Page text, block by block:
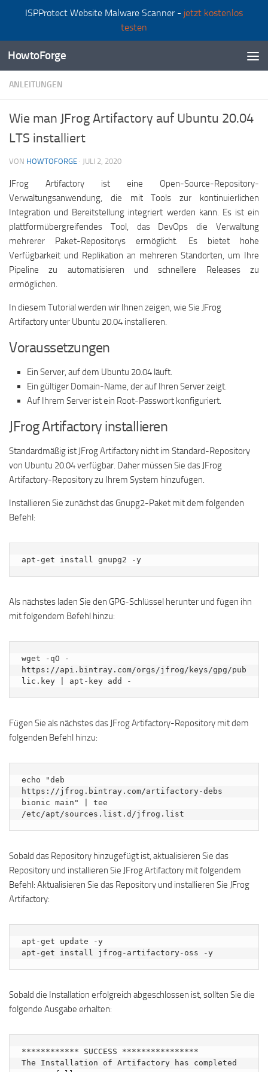
ISPProtect Website Malware Scanner - jetzt kostenlos
testen
Zum Inhalt springen
HowtoForge
ANLEITUNGEN
Wie man JFrog Artifactory auf Ubuntu 20.04
LTS installiert
VON HOWTOFORGE · JULI 2, 2020
JFrog Artifactory ist eine Open-Source-Repository-
Verwaltungsanwendung, die mit Tools zur kontinuierlichen
Integration und Bereitstellung integriert werden kann. Es ist ein
plattformübergreifendes Tool, das DevOps die Verwaltung
mehrerer Paket-Repositorys ermöglicht. Es bietet hohe
Verfügbarkeit und Replikation an mehreren Standorten, um Ihre
Pipeline zu automatisieren und schnellere Releases zu
ermöglichen.
In diesem Tutorial werden wir Ihnen zeigen, wie Sie JFrog
Artifactory unter Ubuntu 20.04 installieren.
Voraussetzungen
Ein Server, auf dem Ubuntu 20.04 läuft.
Ein gültiger Domain-Name, der auf Ihren Server zeigt.
Auf Ihrem Server ist ein Root-Passwort konfiguriert.
JFrog Artifactory installieren
Standardmäßig ist JFrog Artifactory nicht im Standard-Repository
von Ubuntu 20.04 verfügbar. Daher müssen Sie das JFrog
Artifactory-Repository zu Ihrem System hinzufügen.
Installieren Sie zunächst das Gnupg2-Paket mit dem folgenden
Befehl:
apt-get install gnupg2 -y
Als nächstes laden Sie den GPG-Schlüssel herunter und fügen ihn
mit folgendem Befehl hinzu:
wget -qO -
https://api.bintray.com/orgs/jfrog/keys/gpg/pub
lic.key | apt-key add -
Fügen Sie als nächstes das JFrog Artifactory-Repository mit dem
folgenden Befehl hinzu:
echo "deb
https://jfrog.bintray.com/artifactory-debs
bionic main" | tee
/etc/apt/sources.list.d/jfrog.list
Sobald das Repository hinzugefügt ist, aktualisieren Sie das
Repository und installieren Sie JFrog Artifactory mit folgendem
Befehl: Aktualisieren Sie das Repository und installieren Sie JFrog
Artifactory:
apt-get update -y
apt-get install jfrog-artifactory-oss -y
Sobald die Installation erfolgreich abgeschlossen ist, sollten Sie die
folgende Ausgabe erhalten:
************ SUCCESS ****************
The Installation of Artifactory has completed